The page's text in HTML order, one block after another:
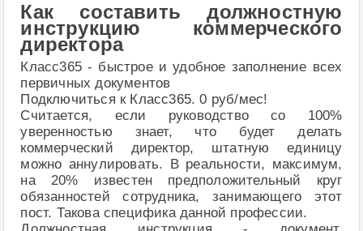
Как составить должностную
инструкцию коммерческого
директора
Класс365 - быстрое и удобное заполнение всех
первичных документов
Подключиться к Класс365. 0 руб/мес!
Считается, если руководство со 100%
уверенностью знает, что будет делать
коммерческий директор, штатную единицу
можно аннулировать. В реальности, максимум,
на 20% известен предположительный круг
обязанностей сотрудника, занимающего этот
пост. Такова специфика данной профессии.